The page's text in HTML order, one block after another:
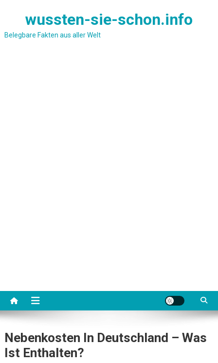
wussten-sie-schon.info
Belegbare Fakten aus aller Welt
Nebenkosten In Deutschland – Was
Ist Enthalten?